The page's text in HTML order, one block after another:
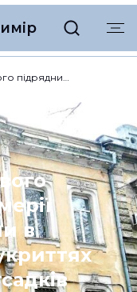
В Одесі цікавого підрядника мерії запідозрили в розкраданні на укриттях для трьох дитсадків
в